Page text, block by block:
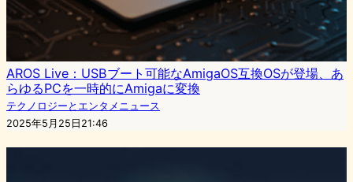
AROS Live：USBブート可能なAmigaOS互換OSが登場、あ
らゆるPCを一時的にAmigaに変換
テクノロジーとエンタメニュース
2025年5月25日21:46